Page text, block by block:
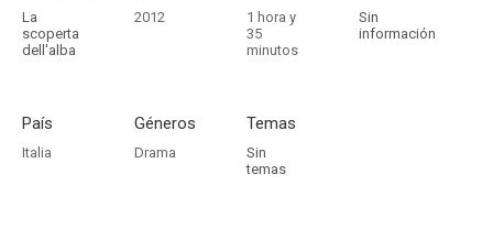
La
scoperta
dell'alba
2012
1 hora y
35
minutos
Sin
información
País
Italia
Géneros
Drama
Temas
Sin
temas